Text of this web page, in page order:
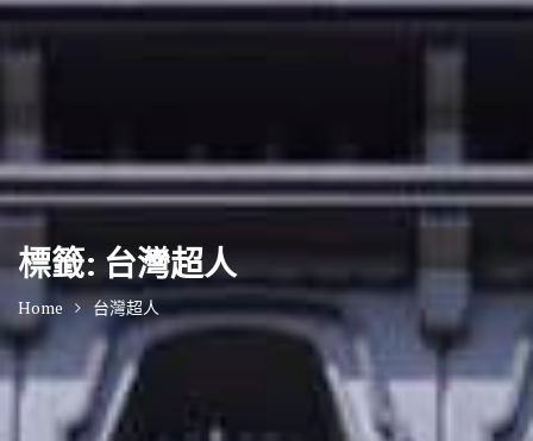
標籤: 台灣超人
Home 台灣超人